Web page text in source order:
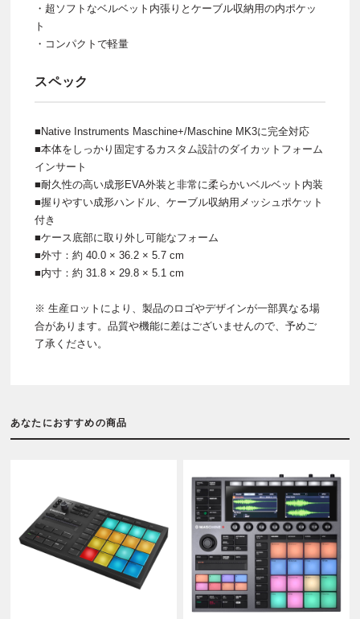
・超ソフトなベルベット内張りとケーブル収納用の内ポケッ
ト
・コンパクトで軽量
スペック
■Native Instruments Maschine+/Maschine MK3に完全対応
■本体をしっかり固定するカスタム設計のダイカットフォーム
インサート
■耐久性の高い成形EVA外装と非常に柔らかいベルベット内装
■握りやすい成形ハンドル、ケーブル収納用メッシュポケット
付き
■ケース底部に取り外し可能なフォーム
■外寸：約 40.0 × 36.2 × 5.7 cm
■内寸：約 31.8 × 29.8 × 5.1 cm
※ 生産ロットにより、製品のロゴやデザインが一部異なる場
合があります。品質や機能に差はございませんので、予めご
了承ください。
あなたにおすすめの商品